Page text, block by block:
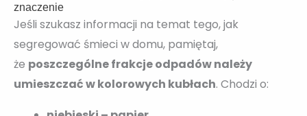
znaczenie
Jeśli szukasz informacji na temat tego, jak
segregować śmieci w domu, pamiętaj,
że poszczególne frakcje odpadów należy
umieszczać w kolorowych kubłach. Chodzi o: